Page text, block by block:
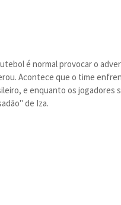
é normal provocar o
Acontece que o time
e enquanto os jogadores
de Iza.